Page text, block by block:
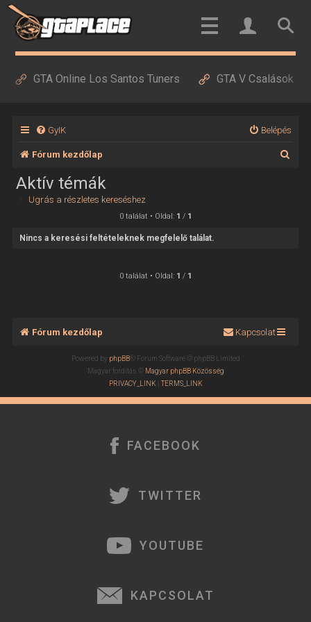
GTA Online Los Santos Tuners GTA V Csalások
GyIK Belépés
Fórum kezdőlap
Aktív témák
Ugrás a részletes kereséshez
0 találat • Oldal: 1 / 1
Nincs a keresési feltételeknek megfelelő találat.
0 találat • Oldal: 1 / 1
Fórum kezdőlap Kapcsolat
Powered by phpBB® Forum Software © phpBB Limited
Magyar fordítás ©
Magyar phpBB Közösség
PRIVACY_LINK| TERMS_LINK
FACEBOOK
TWITTER
YOUTUBE
KAPCSOLAT